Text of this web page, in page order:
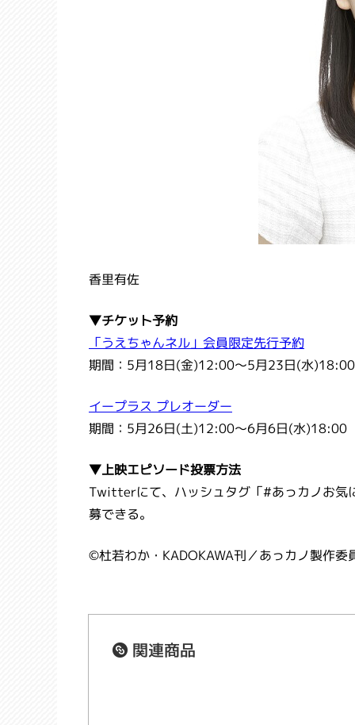
香里有佐
▼チケット予約
「うえちゃんネル」会員限定先行予約
期間：5月18日(金)12:00～5月23日(水)18:00
イープラス プレオーダー
期間：5月26日(土)12:00～6月6日(水)18:00
▼上映エピソード投票方法
Twitterにて、ハッシュタグ「#あっカノお気
募できる。
©杜若わか・ KADOKAWA刊／あっカノ製作委
関連商品